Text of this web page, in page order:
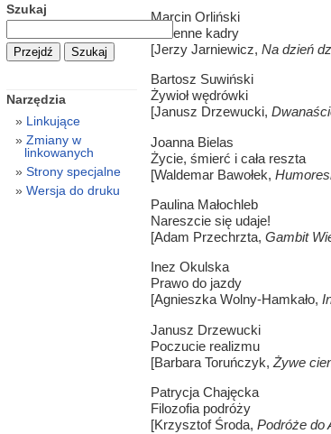
Marcin Orliński
Zmienne kadry
[Jerzy Jarniewicz, Na dzień
Bartosz Suwiński
Żywioł wędrówki
[Janusz Drzewucki,
Joanna Bielas
Życie, śmierć i cała reszta
[Waldemar Bawołek,
Paulina Małochleb
Nareszcie się udaje!
[Adam Przechrzta, Gambit
Inez Okulska
Prawo do jazdy
[Agnieszka Wolny-Hamkało,
Janusz Drzewucki
Poczucie realizmu
[Barbara Toruńczyk, Żywe
Patrycja Chajęcka
Filozofia podróży
[Krzysztof Środa, Podróże do
Szukaj
Narzędzia
Linkujące
Zmiany w
linkowanych
Strony specjalne
Wersja do druku